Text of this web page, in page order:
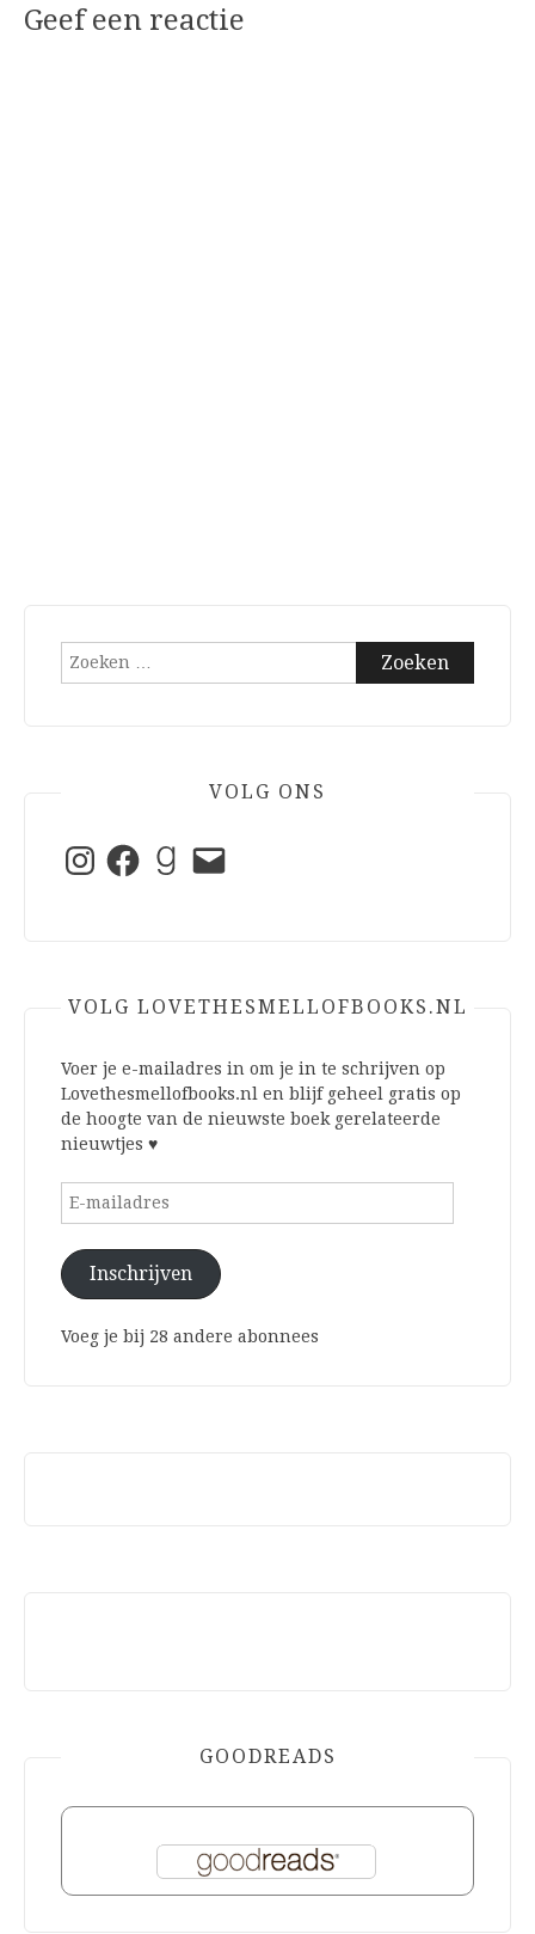
Geef een reactie
Zoeken
VOLG ONS
InstagramFacebookGoodreads
E-
mail
VOLG LOVETHESMELLOFBOOKS.NL
Voer je e-mailadres in om je in te schrijven op
Lovethesmellofbooks.nl en blijf geheel gratis op
de hoogte van de nieuwste boek gerelateerde
nieuwtjes ♥
E-
Inschrijven
Voeg je bij 28 andere abonnees
GOODREADS